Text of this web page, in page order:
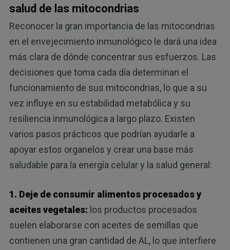
salud de las mitocondrias
Reconocer la gran importancia de las mitocondrias
en el envejecimiento inmunológico le dará una idea
más clara de dónde concentrar sus esfuerzos. Las
decisiones que toma cada día determinan el
funcionamiento de sus mitocondrias, lo que a su
vez influye en su estabilidad metabólica y su
resiliencia inmunológica a largo plazo. Existen
varios pasos prácticos que podrían ayudarle a
apoyar estos organelos y crear una base más
saludable para la energía celular y la salud general:
1. Deje de consumir alimentos procesados ​​y
aceites vegetales: los productos procesados ​​
suelen elaborarse con aceites de semillas que
contienen una gran cantidad de AL, lo que interfiere